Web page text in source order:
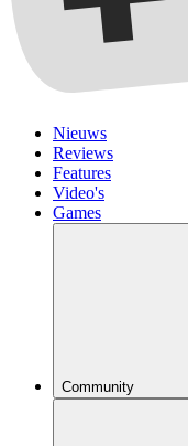
Nieuws
Reviews
Features
Video's
Games
Community